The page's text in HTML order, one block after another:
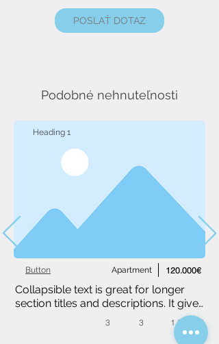
POSLAŤ DOTAZ
Podobné nehnuteľnosti
Heading 1
Apartment
Button 120.000€
Collapsible text is great for longer
section titles and descriptions. It gives
people access to all the info they
need, while keeping your layout
3 3 1,234 m²